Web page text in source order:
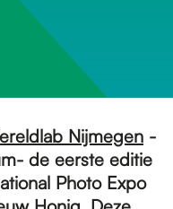
Nijmegen -
de eerste editie
Photo Expo